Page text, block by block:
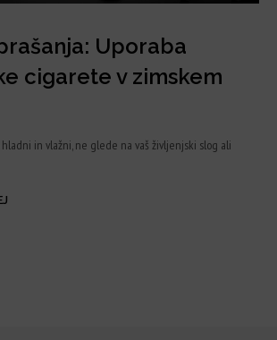
Uporaba
cigarete v zimskem
in vlažni, ne glede na vaš življenjski slog ali